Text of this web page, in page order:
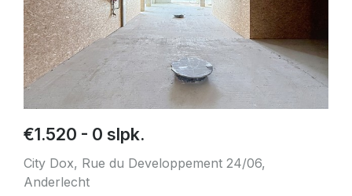
€1.520 - 0 slpk.
City Dox, Rue du Developpement 24/06,
Anderlecht